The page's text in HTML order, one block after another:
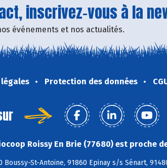
inscrivez-vous à la
événements et nos actualités.
Protection des données
Roissy En Brie (77680) est proche
Boussy-St-Antoine, 91860 Epinay s/s Sénart,